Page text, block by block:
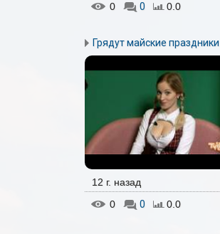
0
0 0.0
Грядут майские праздники
12 г. назад
0
0 0.0